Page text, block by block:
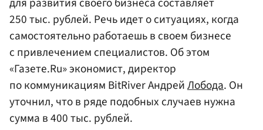
250 тыс. рублей. Речь идет о ситуациях, когда
самостоятельно работаешь в своем бизнесе
с привлечением специалистов. Об этом
«Газете.Ru» экономист, директор
по коммуникациям BitRiver АндрейЛобода. Он
уточнил, что в ряде подобных случаев нужна
сумма в 400 тыс. рублей.